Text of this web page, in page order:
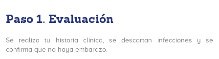
Paso 1. Evaluación
Se realiza tu historia clínica, se descartan infecciones y se
confirma que no haya embarazo.